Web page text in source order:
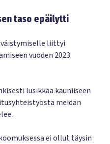
taso epäilytti
liittyi
vuoden 2023
lusikkaa kauniiseen
meidän
ei ollut täysin